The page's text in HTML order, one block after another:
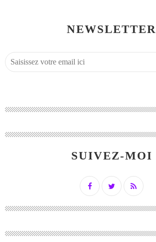
NEWSLETTER
SUIVEZ-MOI